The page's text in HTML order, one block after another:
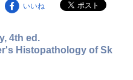
いいね
4th ed.
Histopathology of Sk